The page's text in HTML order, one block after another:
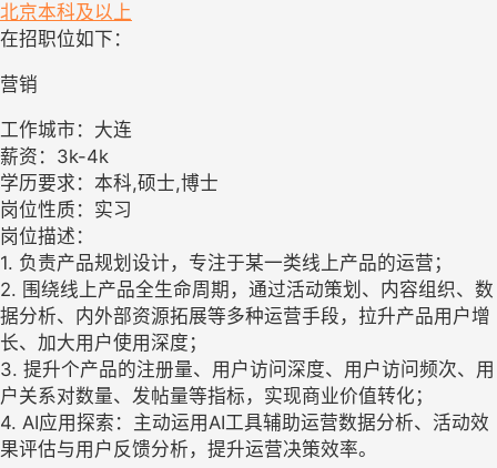
北京本科及以上
在招职位如下：
营销
工作城市：大连
薪资：3k-4k
学历要求：本科,硕士,博士
岗位性质：实习
岗位描述：
1. 负责产品规划设计，专注于某一类线上产品的运营；
2. 围绕线上产品全生命周期，通过活动策划、内容组织、数
据分析、内外部资源拓展等多种运营手段，拉升产品用户增
长、加大用户使用深度；
3. 提升个产品的注册量、用户访问深度、用户访问频次、用
户关系对数量、发帖量等指标，实现商业价值转化；
4. AI应用探索：主动运用AI工具辅助运营数据分析、活动效
果评估与用户反馈分析，提升运营决策效率。